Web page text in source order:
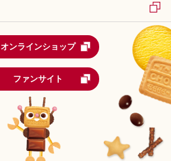
オンラインショップ
ファンサイト